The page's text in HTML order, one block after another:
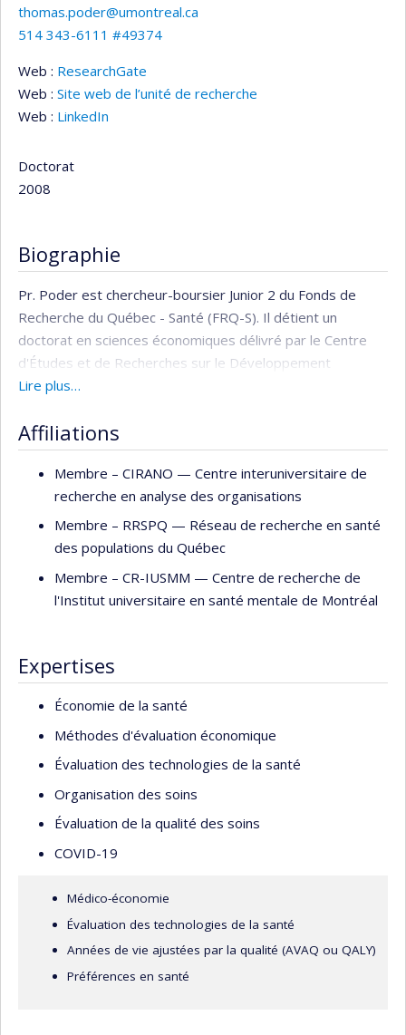
thomas.poder@umontreal.ca
514 343-6111 #49374
Web : ResearchGate
Web : Site web de l’unité de recherche
Web : LinkedIn
Doctorat
2008
Biographie
Pr. Poder est chercheur-boursier Junior 2 du Fonds de
Recherche du Québec - Santé (FRQ-S). Il détient un
doctorat en sciences économiques délivré par le Centre
d'Études et de Recherches sur le Développement
International (CERDI) de l'Université d'Auvergne à
travaillé au sein de l'Unité d'Évaluation des Technologies et
des Modes d'Intervention en Santé (UÉTMIS) du Centre
hospitalier universitaire de Sherbrooke (CHUS) ou il était
cadre-conseil. Entre 2013 et 2019 il a également été
chercheur au Centre de recherche du CHUS. Depuis juin
2019 il est professeur à l'École de Santé Publique de
Centre de recherche de l'Institut Universitaire en Santé
Mentale de Montréal (IUSMM). Depuis 2017 il est membre
National d'Excellence en Santé et Services Sociaux
(INESSS). Il est également l'éditeur en chef de deux revues
internationales avec comité de pairs
du groupe éco-santé de l’unité SOUTIEN-SRAP du Québec
http://unitesoutiensrapqc.ca/ecosante/).
Lire plus…
Affiliations
Membre – CIRANO — Centre interuniversitaire de
recherche en analyse des organisations
Membre – RRSPQ — Réseau de recherche en santé
des populations du Québec
Membre – CR-IUSMM — Centre de recherche de
l'Institut universitaire en santé mentale de Montréal
Expertises
Économie de la santé
Méthodes d'évaluation économique
Évaluation des technologies de la santé
Organisation des soins
Évaluation de la qualité des soins
COVID-19
Médico-économie
Évaluation des technologies de la santé
Années de vie ajustées par la qualité (AVAQ ou QALY)
Préférences en santé